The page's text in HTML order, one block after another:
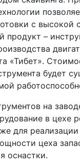
с высокой
продукт –
«Тибет».
будет
на
в цехе
для
цеха
оснастки.